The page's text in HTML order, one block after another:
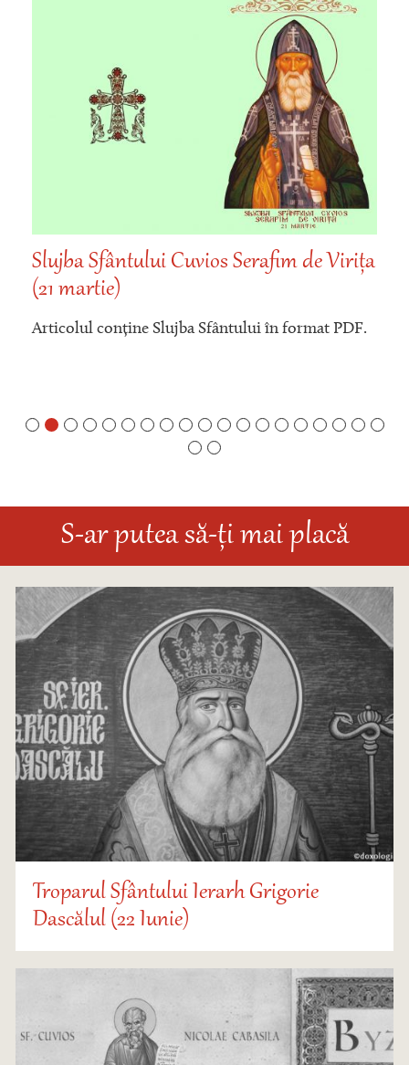
Slujba Sfântului Cuvios Serafim de Virița
(21 martie)
Articolul conține Slujba Sfântului în format PDF.
S-ar putea să-ți mai placă
Troparul Sfântului Ierarh Grigorie
Dascălul (22 Iunie)